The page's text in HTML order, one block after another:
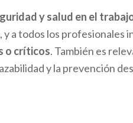
y salud en el
, y a todos los profesionales
o críticos. También es
y la prevención